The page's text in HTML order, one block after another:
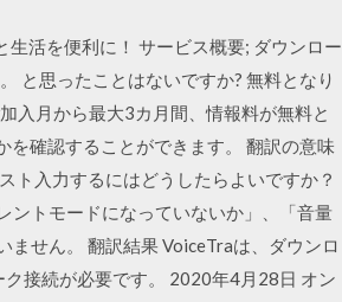
活を便利に！ サービス概要; ダウンロー
と思ったことはないですか? 無料となり
入月から最大3カ月間、情報料が無料と
を確認することができます。 翻訳の意味
ト入力するにはどうしたらよいですか？
ントモードになっていないか」、「音量
せん。 翻訳結果 VoiceTraは、ダウンロ
接続が必要です。 2020年4月28日 オン